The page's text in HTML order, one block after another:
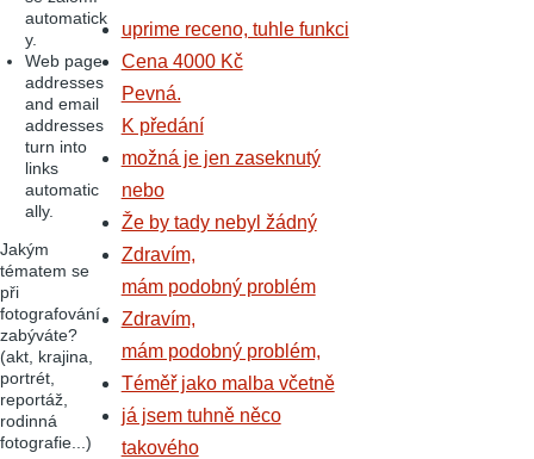
automatick
y.
Web page
addresses
and email
addresses
turn into
links
automatic
ally.
Jakým
tématem se
při
fotografování
zabýváte?
(akt, krajina,
portrét,
reportáž,
rodinná
fotografie...)
uprime receno, tuhle funkci
Cena 4000 Kč
Pevná.
K předání
možná je jen zaseknutý
nebo
Že by tady nebyl žádný
Zdravím,
mám podobný problém
Zdravím,
mám podobný problém,
Téměř jako malba včetně
já jsem tuhně něco
takového